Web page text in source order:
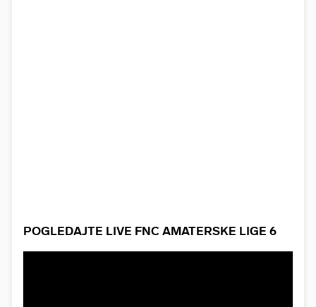
POGLEDAJTE LIVE FNC AMATERSKE LIGE 6